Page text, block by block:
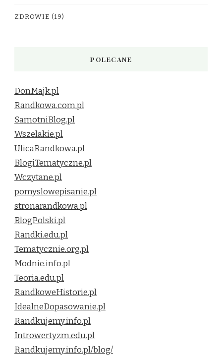
ZDROWIE (19)
POLECANE
DonMajk.pl
Randkowa.com.pl
SamotniBlog.pl
Wszelakie.pl
UlicaRandkowa.pl
BlogiTematyczne.pl
Wczytane.pl
pomyslowepisanie.pl
stronarandkowa.pl
BlogPolski.pl
Randki.edu.pl
Tematycznie.org.pl
Modnie.info.pl
Teoria.edu.pl
RandkoweHistorie.pl
IdealneDopasowanie.pl
Randkujemy.info.pl
Introwertyzm.edu.pl
Randkujemy.info.pl/blog/